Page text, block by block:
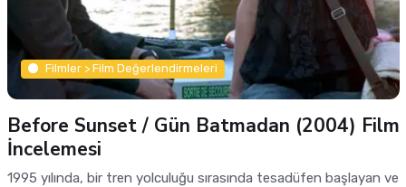
Filmler > Film Değerlendirmeleri
Before Sunset / Gün Batmadan (2004) Film
İncelemesi
1995 yılında, bir tren yolculuğu sırasında tesadüfen başlayan ve